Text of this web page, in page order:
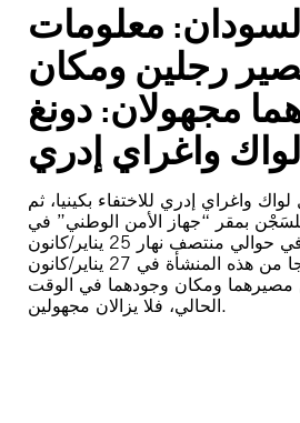
معلومات
رجلين ومكان
مجهولان: دونغ
واغراي إدري
واغراي إدري للاختفاء بكينيا، ثم
بمقر “جهاز الأمن الوطني” في
جوبا، بجنوب السودان في حوالي منتصف نهار 25 يناير/كانون
الثاني 2017. ثم أُخرجا من هذه المنشأة في 27 يناير/كانون
أما عن مصيرهما ومكان وجودهما في الوقت
الحالي، فلا يزالان مجهولين.